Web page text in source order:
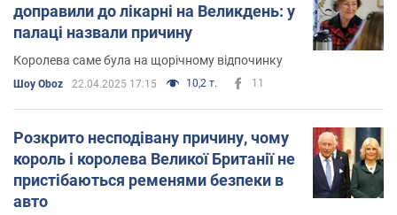
доправили до лікарні на Великдень: у
палаці назвали причину
Королева саме була на щорічному відпочинку
Шоу Oboz 22.04.2025 17:15 10,2 т. 11
Розкрито несподівану причину, чому
король і королева Великої Британії не
пристібаються ременями безпеки в
авто